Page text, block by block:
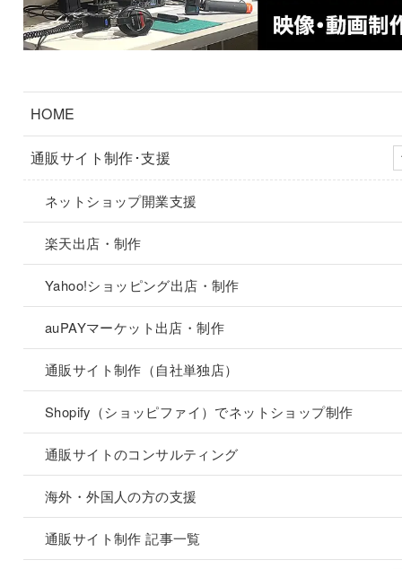
HOME
通販サイト制作･支援
ネットショップ開業支援
楽天出店・制作
Yahoo!ショッピング出店・制作
auPAYマーケット出店・制作
通販サイト制作（自社単独店）
Shopify（ショッピファイ）でネットショップ制作
通販サイトのコンサルティング
海外・外国人の方の支援
通販サイト制作 記事一覧